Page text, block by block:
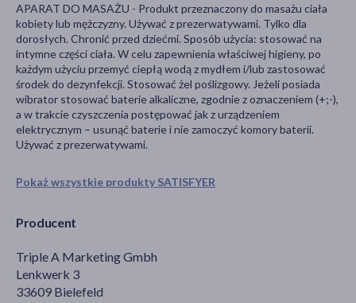
Pokaż wszystkie produkty SATISFYER
Producent
Triple A Marketing Gmbh
Lenkwerk 3
33609 Bielefeld
APARAT DO MASAŻU - Produkt przeznaczony do masażu ciała
kobiety lub mężczyzny. Używać z prezerwatywami. Tylko dla
dorosłych. Chronić przed dziećmi. Sposób użycia: stosować na
intymne części ciała. W celu zapewnienia właściwej higieny, po
każdym użyciu przemyć ciepłą wodą z mydłem i/lub zastosować
środek do dezynfekcji. Stosować żel poślizgowy. Jeżeli posiada
wibrator stosować baterie alkaliczne, zgodnie z oznaczeniem (+;-),
a w trakcie czyszczenia postępować jak z urządzeniem
elektrycznym – usunąć baterie i nie zamoczyć komory baterii.
Używać z prezerwatywami.